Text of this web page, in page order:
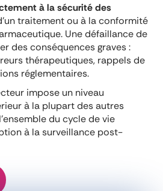
à la sécurité des
traitement ou à la conformité
Une défaillance de
des conséquences graves :
thérapeutiques, rappels de
réglementaires.
impose un niveau
à la plupart des autres
du cycle de vie
à la surveillance post-